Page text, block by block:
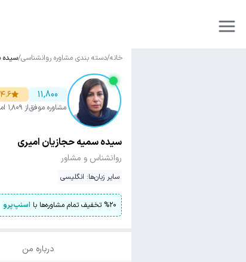
خانه/دسته بندی مشاوره روانشناسی/سیده
11,800
مشاوره موفق
۴.۶
از ۱٬۸۰۹ امتیاز
سیده سمیه حجازیان امیری
روانشناس و مشاور
سایر زبان‌ها: انگلیسی
%۲۰ تخفیف تمام مشاوره‌ها با اسنپ‌پرو
درباره من